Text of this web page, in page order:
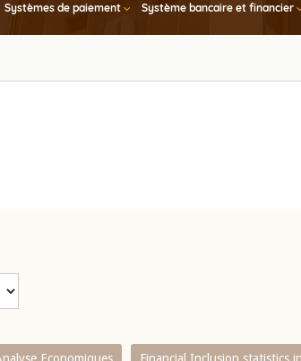
Systèmes de paiement Système bancaire et financier